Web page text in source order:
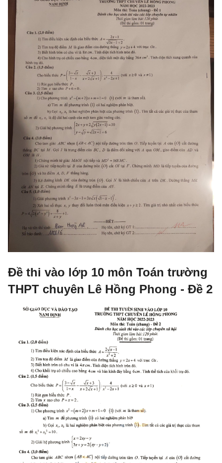
Đề thi vào lớp 10 môn Toán trường
THPT chuyên Lê Hồng Phong - Đề 2